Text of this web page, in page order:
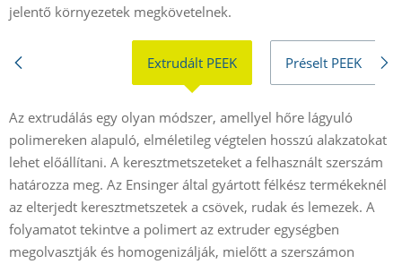
jelentő környezetek megkövetelnek.
Extrudált PEEK Préselt PEEK
Az extrudálás egy olyan módszer, amellyel hőre lágyuló
polimereken alapuló, elméletileg végtelen hosszú alakzatokat
lehet előállítani. A keresztmetszeteket a felhasznált szerszám
határozza meg. Az Ensinger által gyártott félkész termékeknél
az elterjedt keresztmetszetek a csövek, rudak és lemezek. A
folyamatot tekintve a polimert az extruder egységben
megolvasztják és homogenizálják, mielőtt a szerszámon